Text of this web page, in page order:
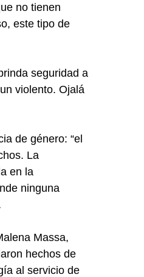
no tienen
este tipo de
seguridad a
violento. Ojalá
de género: “el
La
en la
ninguna
Massa,
hechos de
al servicio de